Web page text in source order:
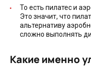
То есть пилатес и
Это значит, что
альтернативу
сложно выполнять
Какие именно